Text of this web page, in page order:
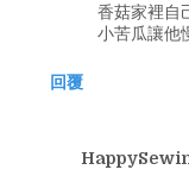
香菇家裡自
小苦瓜讓他
回覆